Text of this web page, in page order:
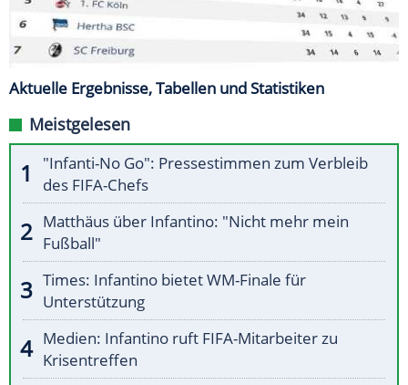
Aktuelle Ergebnisse, Tabellen und Statistiken
Meistgelesen
"Infanti-No Go": Pressestimmen zum Verbleib
des FIFA-Chefs
Matthäus über Infantino: "Nicht mehr mein
Fußball"
Times: Infantino bietet WM-Finale für
Unterstützung
Medien: Infantino ruft FIFA-Mitarbeiter zu
Krisentreffen